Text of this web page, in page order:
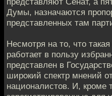
Думы, назначаются
представленных там
Несмотря на то, что
работает в пользу
представлен в
широкий спектр мнений
националистов. И, кроме